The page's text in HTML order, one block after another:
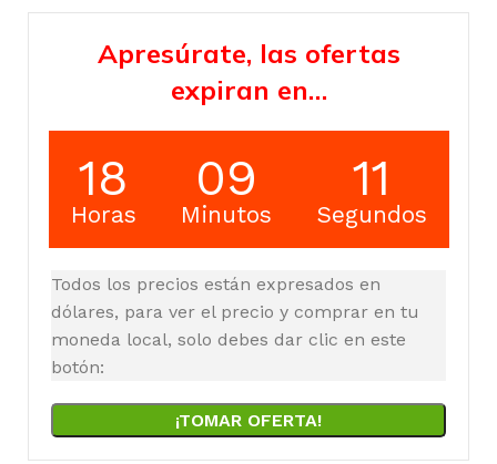
Apresúrate, las ofertas
expiran en…
18
Horas
09
Minutos
10
Segundos
Todos los precios están expresados en
dólares, para ver el precio y comprar en tu
moneda local, solo debes dar clic en este
botón:
¡TOMAR OFERTA!